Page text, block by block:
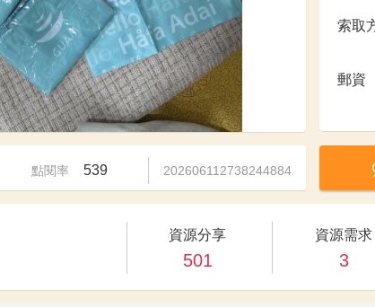
索取
郵資
點閱率 539 202606112738244884
資源分享
501
資源需求
3